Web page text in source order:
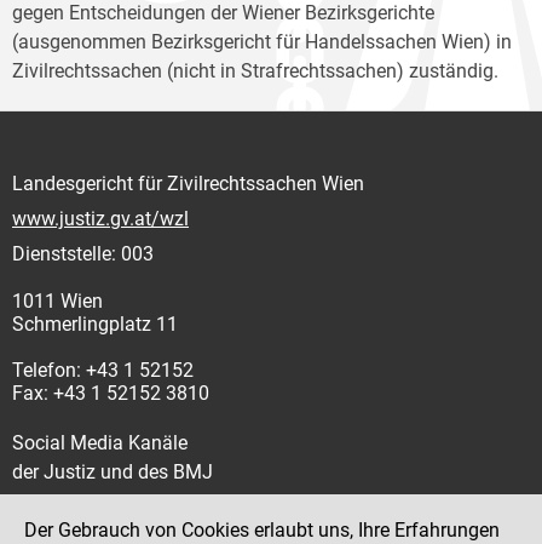
gegen Entscheidungen der Wiener Bezirksgerichte
(ausgenommen Bezirksgericht für Handelssachen Wien) in
Zivilrechtssachen (nicht in Strafrechtssachen) zuständig.
Landesgericht für Zivilrechtssachen Wien
www.justiz.gv.at/wzl
Dienststelle: 003
1011 Wien
Schmerlingplatz 11
Telefon: +43 1 52152
Fax: +43 1 52152 3810
Social Media Kanäle
der Justiz und des BMJ
Der Gebrauch von Cookies erlaubt uns, Ihre Erfahrungen